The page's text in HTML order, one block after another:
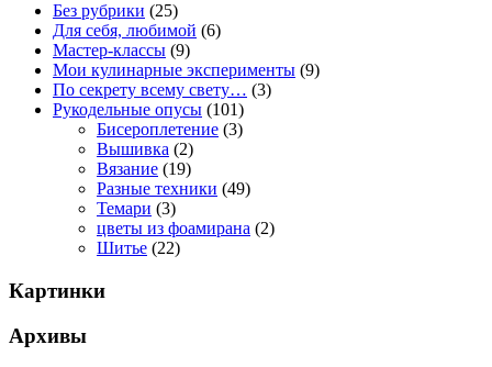
Без рубрики (25)
Для себя, любимой (6)
Мастер-классы (9)
Мои кулинарные эксперименты (9)
По секрету всему свету… (3)
Рукодельные опусы (101)
Бисероплетение (3)
Вышивка (2)
Вязание (19)
Разные техники (49)
Темари (3)
цветы из фоамирана (2)
Шитье (22)
Картинки
Архивы